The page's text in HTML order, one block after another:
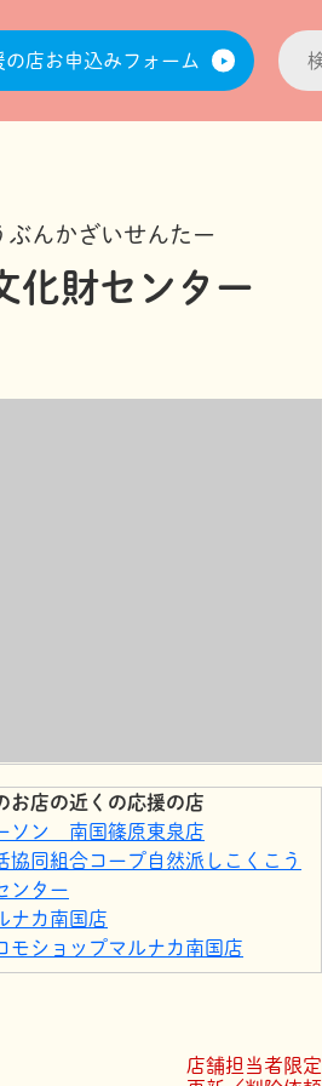
の店お申込みフォーム
んかざいせんたー
財センター
お店の近くの応援の店
ソン 南国篠原東泉店
協同組合コープ自然派しこくこう
ンター
ナカ南国店
モショップマルナカ南国店
ニガーデン
店舗担当者限定